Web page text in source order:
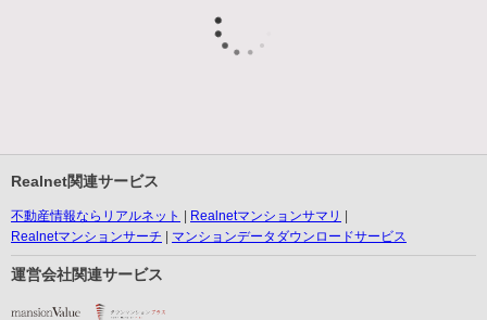
Realnet関連サービス
不動産情報ならリアルネット
Realnetマンションサマリ
Realnetマンションサーチ
マンションデータダウンロードサービス
運営会社関連サービス